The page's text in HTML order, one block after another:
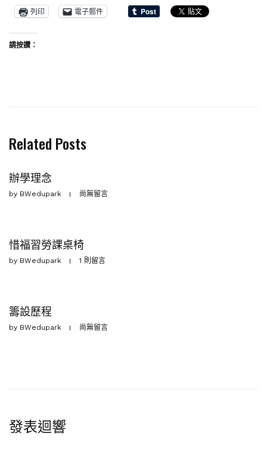
列印
電子郵件
請按讚：
Related Posts
辦學理念
by BWedupark 尚無留言
惜福習勞課桌椅
by BWedupark 1 則留言
籌設歷程
by BWedupark 尚無留言
發表迴響